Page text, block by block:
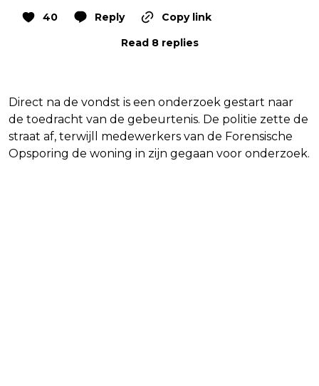
40 Reply
Copy link
Read 8 replies
Direct na de vondst is een onderzoek gestart naar
de toedracht van de gebeurtenis. De politie zette de
straat af, terwijll medewerkers van de Forensische
Opsporing de woning in zijn gegaan voor onderzoek.